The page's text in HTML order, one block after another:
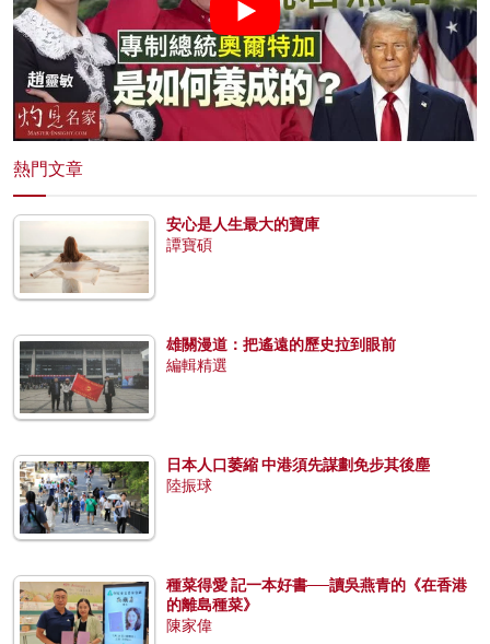
熱門文章
安心是人生最大的寶庫
譚寶碩
雄關漫道：把遙遠的歷史拉到眼前
編輯精選
日本人口萎縮 中港須先謀劃免步其後塵
陸振球
種菜得愛 記一本好書──讀吳燕青的《在香港
的離島種菜》
陳家偉